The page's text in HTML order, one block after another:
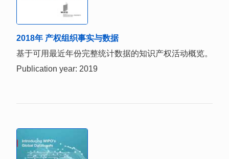
2018年 产权组织事实与数据
基于可用最近年份完整统计数据的知识产权活动概览。
Publication year: 2019